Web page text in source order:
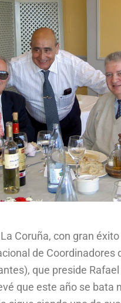
Coruña, con gran
de Coordinadores
que preside
que este año se bata